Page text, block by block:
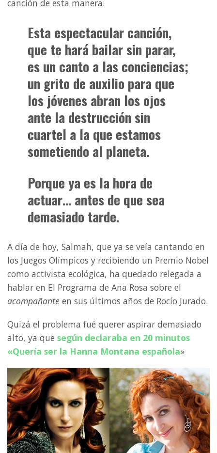
canción de esta manera:
Esta espectacular canción,
que te hará bailar sin parar,
es un canto a las conciencias;
un grito de auxilio para que
los jóvenes abran los ojos
ante la destrucción sin
cuartel a la que estamos
sometiendo al planeta.
Porque ya es la hora de
actuar… antes de que sea
demasiado tarde.
A día de hoy, Salmah, que ya se veía cantando en
los Juegos Olímpicos y recibiendo un Premio Nobel
como activista ecológica, ha quedado relegada a
hablar en El Programa de Ana Rosa sobre el
acompañante en sus últimos años de Rocío Jurado.
Quizá el problema fué querer aspirar demasiado
alto, ya que según declaraba en 20 minutos
«Quería ser la Hanna Montana española»